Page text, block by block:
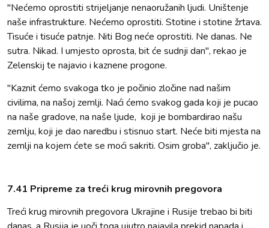
"Nećemo oprostiti strijeljanje nenaoružanih ljudi. Uništenje
naše infrastrukture. Nećemo oprostiti. Stotine i stotine žrtava.
Tisuće i tisuće patnje. Niti Bog neće oprostiti. Ne danas. Ne
sutra. Nikad. I umjesto oprosta, bit će sudnji dan", rekao je
Zelenskij te najavio i kaznene progone.
"Kaznit ćemo svakoga tko je počinio zločine nad našim
civilima, na našoj zemlji. Naći ćemo svakog gada koji je pucao
na naše gradove, na naše ljude, koji je bombardirao našu
zemlju, koji je dao naredbu i stisnuo start. Neće biti mjesta na
zemlji na kojem ćete se moći sakriti. Osim groba", zaključio je.
7.41 Pripreme za treći krug mirovnih pregovora
Treći krug mirovnih pregovora Ukrajine i Rusije trebao bi biti